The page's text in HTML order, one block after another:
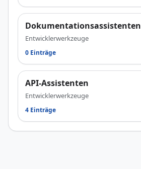
Dokumentationsassistenten
Entwicklerwerkzeuge
0 Einträge
API-Assistenten
Entwicklerwerkzeuge
4 Einträge